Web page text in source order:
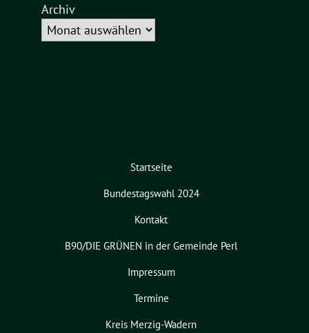
Archiv
Startseite
Bundestagswahl 2024
Kontakt
B90/DIE GRÜNEN in der Gemeinde Perl
Impressum
Termine
Kreis Merzig-Wadern